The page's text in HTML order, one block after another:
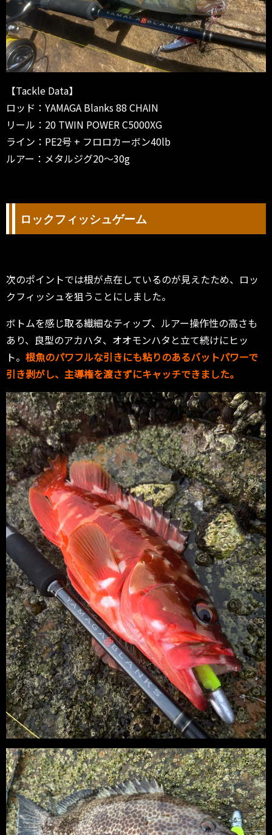
【Tackle Data】
ロッド：YAMAGA Blanks 88 CHAIN
リール：20 TWIN POWER C5000XG
ライン：PE2号 + フロロカーボン40lb
ルアー：メタルジグ20〜30g
ロックフィッシュゲーム
次のポイントでは根が点在しているのが見えたため、ロッ
クフィッシュを狙うことにしました。
ボトムを感じ取る繊細なティップ、ルアー操作性の高さも
あり、良型のアカハタ、オオモンハタと立て続けにヒッ
ト。 根魚のパワフルな引きにも粘りのあるバットパワーで
引き剥がし、主導権を渡さずにキャッチできました。